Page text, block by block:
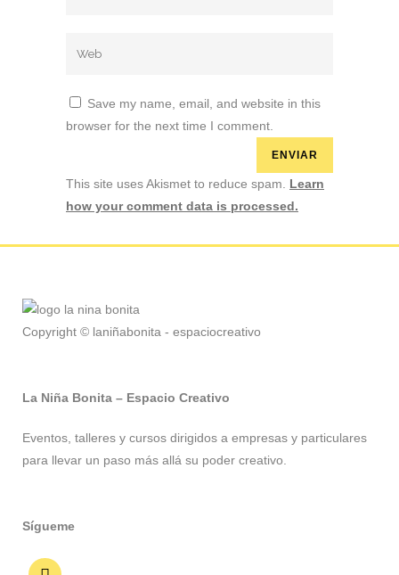
Save my name, email, and website in this
browser for the next time I comment.
This site uses Akismet to reduce spam. Learn
how your comment data is processed.
Copyright © laniñabonita - espaciocreativo
La Niña Bonita – Espacio Creativo
Eventos, talleres y cursos dirigidos a empresas y particulares
para llevar un paso más allá su poder creativo.
Sígueme